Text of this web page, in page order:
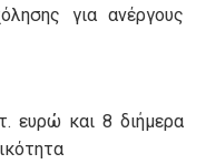
για ανέργους
ευρώ και 8 διήμερα